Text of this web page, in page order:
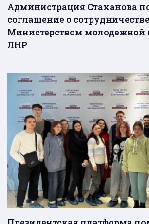
Администрация Стаханова
соглашение о
Министерством молодежной
ЛНР